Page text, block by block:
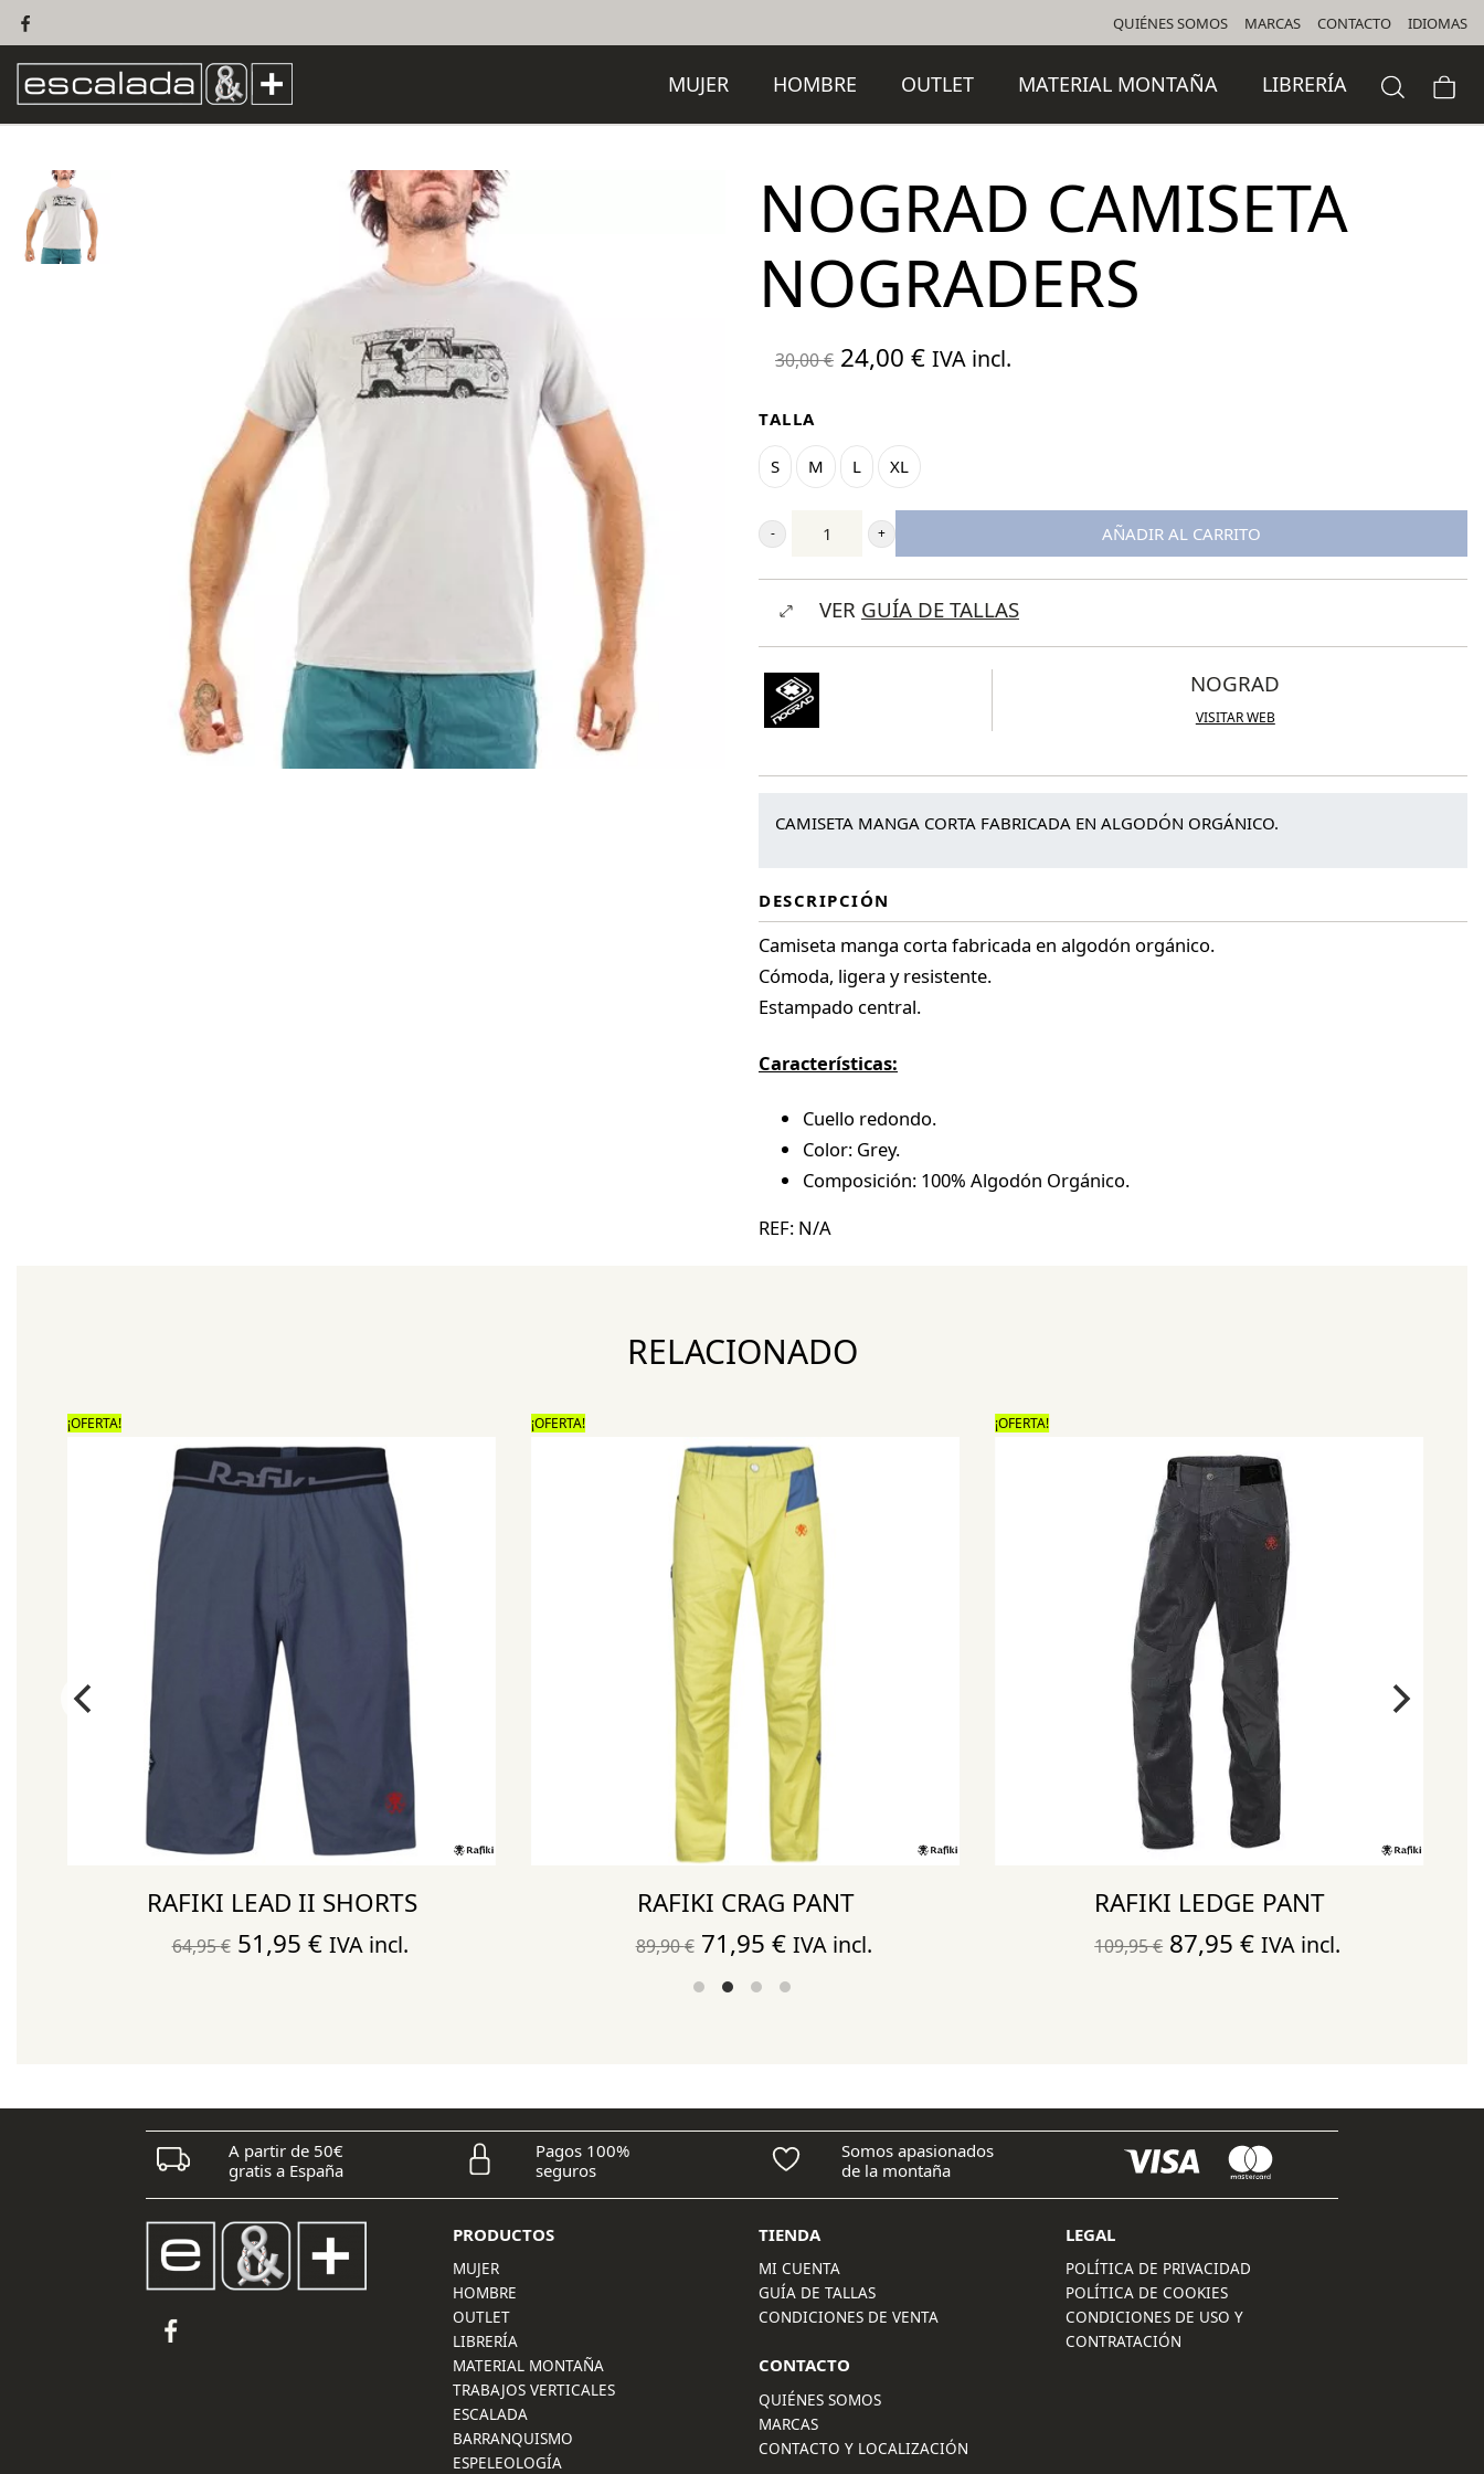
QUIÉNES SOMOS MARCAS CONTACTO IDIOMAS
MUJER HOMBRE OUTLET MATERIAL MONTAÑA LIBRERÍA
NOGRAD CAMISETA
NOGRADERS
30,00€ El
era:
30,00 €.
24,00 €El
IVA incl.
TALLA
S M L XL
Nograd
Camiseta
Nograders
cantidad
AÑADIR AL CARRITO
VER GUÍA DE TALLAS
NOGRAD
VISITAR WEB
CAMISETA MANGA CORTA FABRICADA EN ALGODÓN ORGÁNICO.
DESCRIPCIÓN
Camiseta manga corta fabricada en algodón orgánico.
Cómoda, ligera y resistente.
Estampado central.
Características:
Cuello redondo.
Color: Grey.
Composición: 100% Algodón Orgánico.
REF: N/A
RELACIONADO
¡OFERTA!
RAFIKI LEAD II SHORTS
64,95€ El
51,95 €El
IVA incl.
¡OFERTA!
RAFIKI CRAG PANT
89,90€ El
precio
71,95 €El
precio
IVA incl.
¡OFERTA!
RAFIKI LEDGE PANT
109,95€ El
87,95€El
IVA incl.
A partir de 50€
gratis a España
Pagos 100%
seguros
Somos apasionados
de la montaña
PRODUCTOS
MUJER
HOMBRE
OUTLET
LIBRERÍA
MATERIAL MONTAÑA
TRABAJOS VERTICALES
ESCALADA
BARRANQUISMO
ESPELEOLOGÍA
TIENDA
MI CUENTA
GUÍA DE TALLAS
CONDICIONES DE VENTA
CONTACTO
QUIÉNES SOMOS
MARCAS
CONTACTO Y LOCALIZACIÓN
LEGAL
POLÍTICA DE PRIVACIDAD
POLÍTICA DE COOKIES
CONDICIONES DE USO Y
CONTRATACIÓN